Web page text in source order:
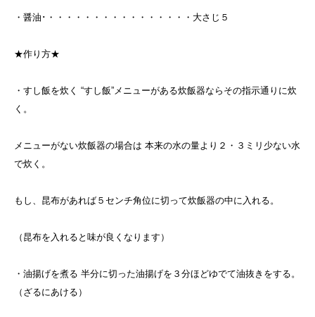
・醤油･・・・・・・・・・・・・・・・・大さじ５
★作り方★
・すし飯を炊く “すし飯”メニューがある炊飯器ならその指示通りに炊
く。
メニューがない炊飯器の場合は 本来の水の量より２・３ミリ少ない水
で炊く。
もし、昆布があれば５センチ角位に切って炊飯器の中に入れる。
（昆布を入れると味が良くなります）
・油揚げを煮る 半分に切った油揚げを３分ほどゆでて油抜きをする。
（ざるにあける）